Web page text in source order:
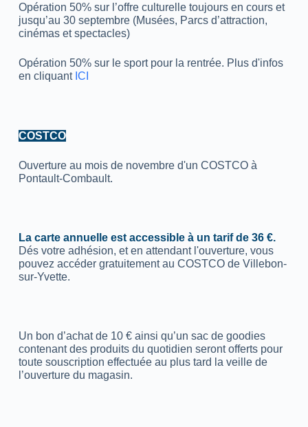
Opération 50% sur l’offre culturelle toujours en cours et
jusqu’au 30 septembre (Musées, Parcs d’attraction,
cinémas et spectacles)
Opération 50% sur le sport pour la rentrée. Plus d'infos
en cliquant ICI
COSTCO
Ouverture au mois de novembre d'un COSTCO à
Pontault-Combault.
La carte annuelle est accessible à un tarif de 36 €.
Dés votre adhésion, et en attendant l'ouverture, vous
pouvez accéder gratuitement au COSTCO de Villebon-
sur-Yvette.
Un bon d’achat de 10 € ainsi qu’un sac de goodies
contenant des produits du quotidien seront offerts pour
toute souscription effectuée au plus tard la veille de
l’ouverture du magasin.